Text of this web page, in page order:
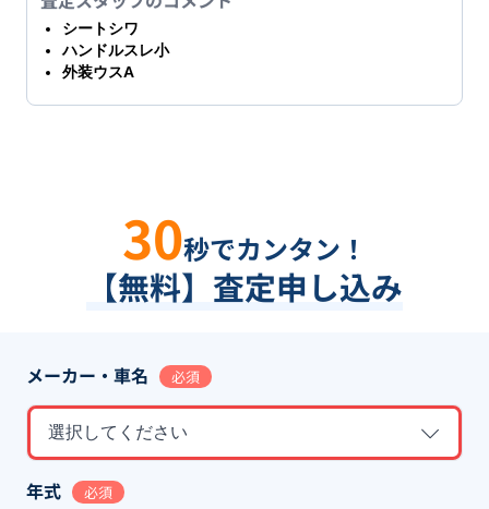
シートシワ
ハンドルスレ小
外装ウスA
30秒でカンタン！
【無料】査定申し込み
メーカー・車名 必須
選択してください
年式 必須